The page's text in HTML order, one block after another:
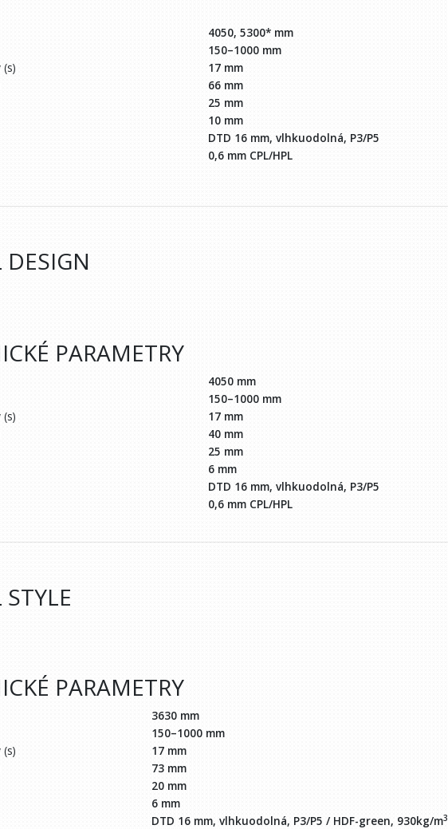
4050, 5300* mm
150–1000 mm
17 mm
66 mm
25 mm
10 mm
DTD 16 mm, vlhkuodolná, P3/P5
0,6 mm CPL/HPL
DESIGN
PARAMETRY
4050 mm
150–1000 mm
17 mm
40 mm
25 mm
6 mm
DTD 16 mm, vlhkuodolná, P3/P5
0,6 mm CPL/HPL
STYLE
PARAMETRY
3630 mm
150–1000 mm
17 mm
73 mm
20 mm
6 mm
DTD 16 mm, vlhkuodolná, P3/P5 / HDF-green, 930kg/m3